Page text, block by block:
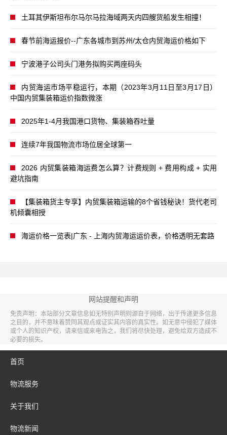
土耳其伊斯坦布尔马尔马拉海域两天内四艘货船发生相撞！
春节前海运报价--广东各城市到苏州/太仓内贸海运价格如下
宁波港子公司头门港务拟购买两座码头
内贸海运市场平稳运行，本期（2023年3月11日至3月17日）
中国内贸集装箱运价指数微涨
2025年1-4月我国港口货物、集装箱吞吐量
连续7年我国物流市场位居全球第一
2026 内贸集装箱海运费怎么算？计费规则 + 费用构成 + 实用
避坑指南
【集装箱货主专享】内贸集装箱运输的8个省钱秘诀！货代老司
机倾囊相授
海运价格一览表|广东 - 上海内贸海运运价表，价格透明无套路
网站提醒和声明
免责声明：本站部分文章信息如无特别声明则源自于网络，出于传递更多信息
之目的，并不意味着赞同其观点或证实其内容的真实性。如无意中侵犯了媒体
或个人的知识产权，请来信或来电告之，我们将尽快处理，避免给双方造成不
必要的损失。
首页
物流服务
关于我们
物流新闻